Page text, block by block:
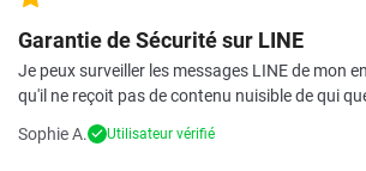
Garantie de Sécurité sur LINE
Je peux surveiller les messages LINE de mon
qu'il ne reçoit pas de contenu nuisible de qui
Sophie A.
Utilisateur vérifié